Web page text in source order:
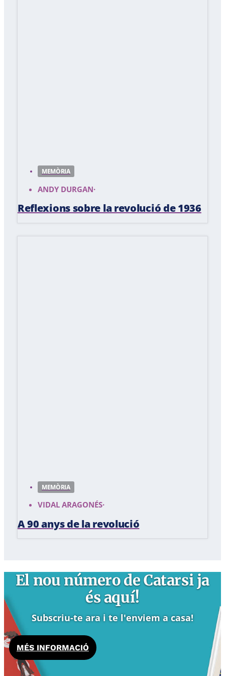
MEMÒRIA
ANDY DURGAN·
Reflexions sobre la revolució de 1936
MEMÒRIA
VIDAL ARAGONÉS·
A 90 anys de la revolució
El nou número de Catarsi ja
és aquí!
Subscriu-te ara i te l'enviem a casa!
MÉS INFORMACIÓ